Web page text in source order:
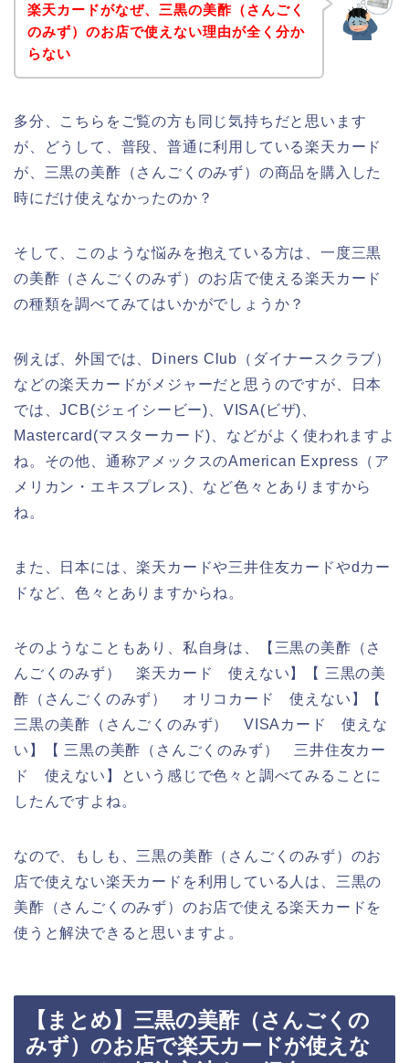
楽天カードがなぜ、三黒の美酢（さんごく
のみず）のお店で使えない理由が全く分か
らない
多分、こちらをご覧の方も同じ気持ちだと思います
が、どうして、普段、普通に利用している楽天カード
が、三黒の美酢（さんごくのみず）の商品を購入した
時にだけ使えなかったのか？
そして、このような悩みを抱えている方は、一度三黒
の美酢（さんごくのみず）のお店で使える楽天カード
の種類を調べてみてはいかがでしょうか？
例えば、外国では、Diners Club（ダイナースクラブ）
などの楽天カードがメジャーだと思うのですが、日本
では、JCB(ジェイシービー)、VISA(ビザ)、
Mastercard(マスターカード)、などがよく使われますよ
ね。その他、通称アメックスのAmerican Express（ア
メリカン・エキスプレス)、など色々とありますから
ね。
また、日本には、楽天カードや三井住友カードやdカー
ドなど、色々とありますからね。
そのようなこともあり、私自身は、【三黒の美酢（さ
んごくのみず） 楽天カード 使えない】【 三黒の美
酢（さんごくのみず） オリコカード 使えない】【
三黒の美酢（さんごくのみず） VISAカード 使えな
い】【 三黒の美酢（さんごくのみず） 三井住友カー
ド 使えない】という感じで色々と調べてみることに
したんですよね。
なので、もしも、三黒の美酢（さんごくのみず）のお
店で使えない楽天カードを利用している人は、三黒の
美酢（さんごくのみず）のお店で使える楽天カードを
使うと解決できると思いますよ。
【まとめ】三黒の美酢（さんごくの
みず）のお店で楽天カードが使えな